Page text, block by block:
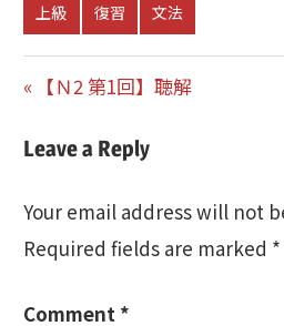
上級 復習 文法
Post
Previous
【Ｎ2 第1回】聴解
Leave a Reply
Your email address will not
Required fields are marked *
Comment *